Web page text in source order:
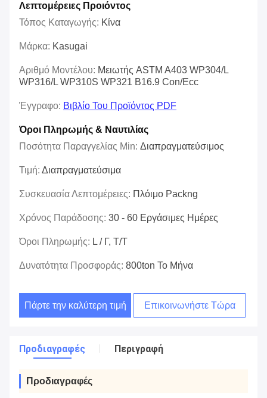
Λεπτομέρειες Προιόντος
Τόπος Καταγωγής: Κίνα
Μάρκα: Kasugai
Αριθμό Μοντέλου: Μειωτής ASTM A403 WP304/L
WP316/L WP310S WP321 B16.9 Con/Ecc
Έγγραφο: Βιβλίο Του Προϊόντος PDF
Όροι Πληρωμής & Ναυτιλίας
Ποσότητα Παραγγελίας Min: Διαπραγματεύσιμος
Τιμή: Διαπραγματεύσιμα
Συσκευασία Λεπτομέρειες: Πλόιμο Packng
Χρόνος Παράδοσης: 30 - 60 Εργάσιμες Ημέρες
Όροι Πληρωμής: L / Γ, Τ/Τ
Δυνατότητα Προσφοράς: 800ton Το Μήνα
Πάρτε την καλύτερη τιμή Επικοινωνήστε Τώρα
Προδιαγραφές Περιγραφή
Προδιαγραφές